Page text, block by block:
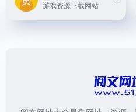
游戏资源下载网站